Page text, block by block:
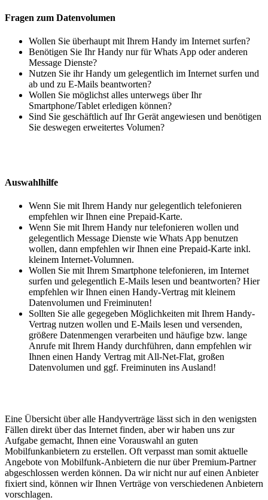
Fragen zum Datenvolumen
Wollen Sie überhaupt mit Ihrem Handy im Internet surfen?
Benötigen Sie Ihr Handy nur für Whats App oder anderen
Message Dienste?
Nutzen Sie ihr Handy um gelegentlich im Internet surfen und
ab und zu E-Mails beantworten?
Wollen Sie möglichst alles unterwegs über Ihr
Smartphone/Tablet erledigen können?
Sind Sie geschäftlich auf Ihr Gerät angewiesen und benötigen
Sie deswegen erweitertes Volumen?
Auswahlhilfe
Wenn Sie mit Ihrem Handy nur gelegentlich telefonieren
empfehlen wir Ihnen eine Prepaid-Karte.
Wenn Sie mit Ihrem Handy nur telefonieren wollen und
gelegentlich Message Dienste wie Whats App benutzen
wollen, dann empfehlen wir Ihnen eine Prepaid-Karte inkl.
kleinem Internet-Volumnen.
Wollen Sie mit Ihrem Smartphone telefonieren, im Internet
surfen und gelegentlich E-Mails lesen und beantworten? Hier
empfehlen wir Ihnen einen Handy-Vertrag mit kleinem
Datenvolumen und Freiminuten!
Sollten Sie alle gegegeben Möglichkeiten mit Ihrem Handy-
Vertrag nutzen wollen und E-Mails lesen und versenden,
größere Datenmengen verarbeiten und häufige bzw. lange
Anrufe mit Ihrem Handy durchführen, dann empfehlen wir
Ihnen einen Handy Vertrag mit All-Net-Flat, großen
Datenvolumen und ggf. Freiminuten ins Ausland!
Eine Übersicht über alle Handyverträge lässt sich in den wenigsten
Fällen direkt über das Internet finden, aber wir haben uns zur
Aufgabe gemacht, Ihnen eine Vorauswahl an guten
Mobilfunkanbietern zu erstellen. Oft verpasst man somit aktuelle
Angebote von Mobilfunk-Anbietern die nur über Premium-Partner
abgeschlossen werden können. Da wir nicht nur auf einen Anbieter
fixiert sind, können wir Ihnen Verträge von verschiedenen Anbietern
vorschlagen.